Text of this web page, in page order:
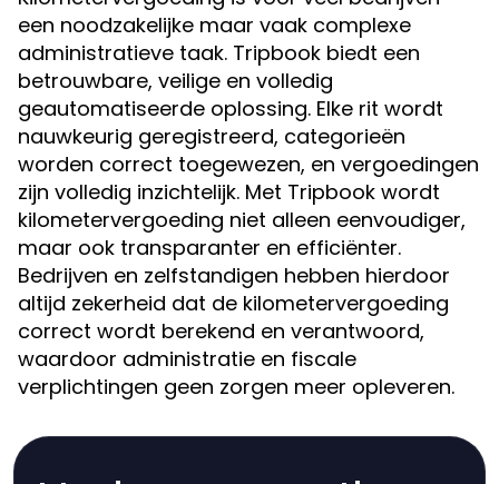
een noodzakelijke maar vaak complexe
administratieve taak. Tripbook biedt een
betrouwbare, veilige en volledig
geautomatiseerde oplossing. Elke rit wordt
nauwkeurig geregistreerd, categorieën
worden correct toegewezen, en vergoedingen
zijn volledig inzichtelijk. Met Tripbook wordt
kilometervergoeding niet alleen eenvoudiger,
maar ook transparanter en efficiënter.
Bedrijven en zelfstandigen hebben hierdoor
altijd zekerheid dat de kilometervergoeding
correct wordt berekend en verantwoord,
waardoor administratie en fiscale
verplichtingen geen zorgen meer opleveren.